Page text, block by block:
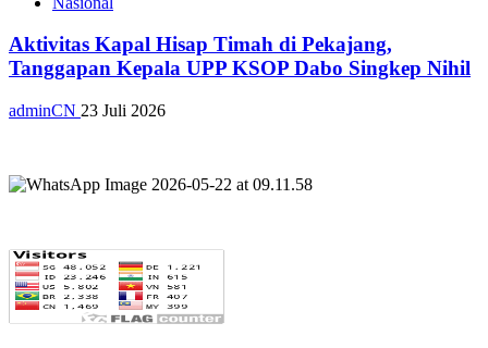
Aktivitas Kapal Hisap Timah di Pekajang,
Tanggapan Kepala UPP KSOP Dabo Singkep Nihil
adminCN 23 Juli 2026